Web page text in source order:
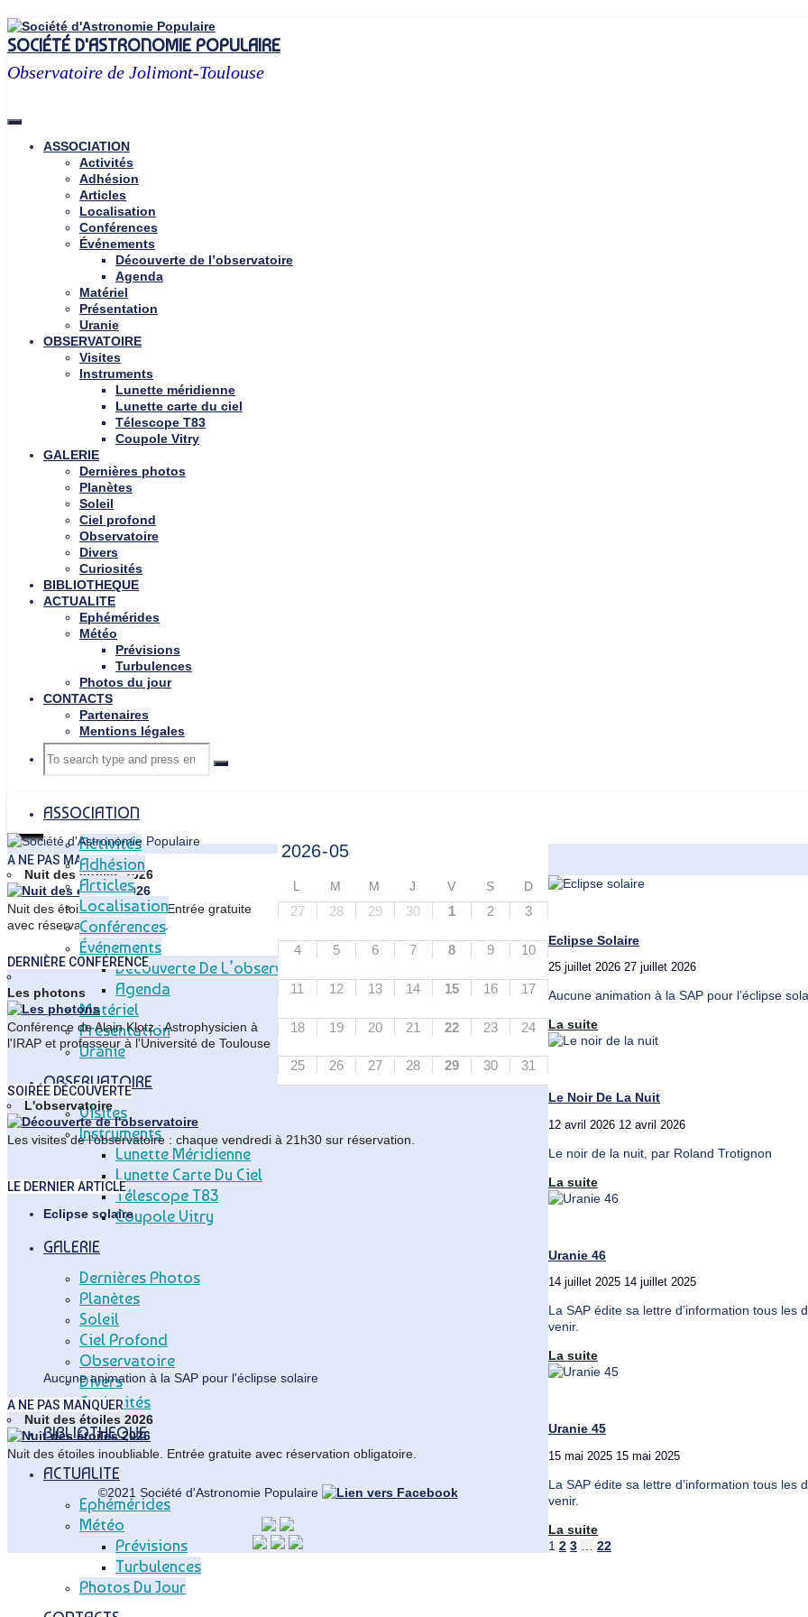
Skip
to
content
SOCIÉTÉ D'ASTRONOMIE POPULAIRE
Observatoire de Jolimont-Toulouse
ASSOCIATION
Activités
Adhésion
Articles
Localisation
Conférences
Événements
Découverte de l’observatoire
Agenda
Matériel
Présentation
Uranie
OBSERVATOIRE
Visites
Instruments
Lunette méridienne
Lunette carte du ciel
Télescope T83
Coupole Vitry
GALERIE
Dernières photos
Planètes
Soleil
Ciel profond
Observatoire
Divers
Curiosités
BIBLIOTHEQUE
ACTUALITE
Ephémérides
Météo
Prévisions
Turbulences
Photos du jour
CONTACTS
Partenaires
Mentions légales
Search
Search
Search
ASSOCIATION
Activités
Adhésion
Articles
Localisation
Conférences
Événements
Découverte De L’observatoire
Agenda
Matériel
Présentation
Uranie
OBSERVATOIRE
Visites
Instruments
Lunette Méridienne
Lunette Carte Du Ciel
Télescope T83
Coupole Vitry
GALERIE
Dernières Photos
Planètes
Soleil
Ciel Profond
Observatoire
Divers
Curiosités
BIBLIOTHEQUE
ACTUALITE
Ephémérides
Météo
Prévisions
Turbulences
Photos Du Jour
Eclipse Solaire
25 juillet 2026 27 juillet 2026
Aucune animation à la SAP pour l’éclipse
La suite"Eclipse
solaire"
Le Noir De La Nuit
12 avril 2026 12 avril 2026
Le noir de la nuit, par Roland Trotignon
La suite"Le
noir
Uranie 46
14 juillet 2025 14 juillet 2025
La SAP édite sa lettre d’information tous
venir.
La suite"Uranie
46"
Uranie 45
15 mai 2025 15 mai 2025
La SAP édite sa lettre d’information tous
venir.
La suite"Uranie
45"
Pagination
1 2 3 22
A NE PAS MANQUER
Nuit des étoiles 2026
Nuit des étoiles inoubliable. Entrée gratuite
avec réservation obligatoire.
L M M J V S D
27 28 29 30 1 2 3
4 5 6 7 8 9 10
11 12 13 14 15 16 17
18 19 20 21 22 23 24
25 26 27 28 29 30 31
DERNIÈRE CONFÉRENCE
Les photons
Conférence de Alain Klotz : Astrophysicien à
l'IRAP et professeur à l'Université de Toulouse
SOIRÉE DÉCOUVERTE
L'observatoire
Les visites de l'observatoire : chaque vendredi à 21h30 sur réservation.
LE DERNIER ARTICLE
Eclipse solaire
Aucune animation à la SAP pour l'éclipse solaire
A NE PAS MANQUER
Nuit des étoiles 2026
Nuit des étoiles inoubliable. Entrée gratuite avec réservation obligatoire.
©2021 Société d'Astronomie Populaire